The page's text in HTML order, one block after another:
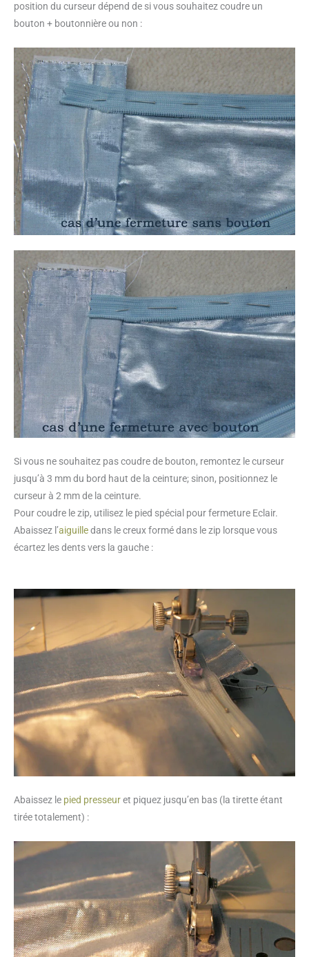
position du curseur dépend de si vous souhaitez coudre un
bouton + boutonnière ou non :
Si vous ne souhaitez pas coudre de bouton, remontez le curseur
jusqu’à 3 mm du bord haut de la ceinture; sinon, positionnez le
curseur à 2 mm de la ceinture.
Pour coudre le zip, utilisez le pied spécial pour fermeture Eclair.
Abaissez l’aiguilledans le creux formé dans le zip lorsque vous
écartez les dents vers la gauche :
Abaissez le pied presseuret piquez jusqu’en bas (la tirette étant
tirée totalement) :